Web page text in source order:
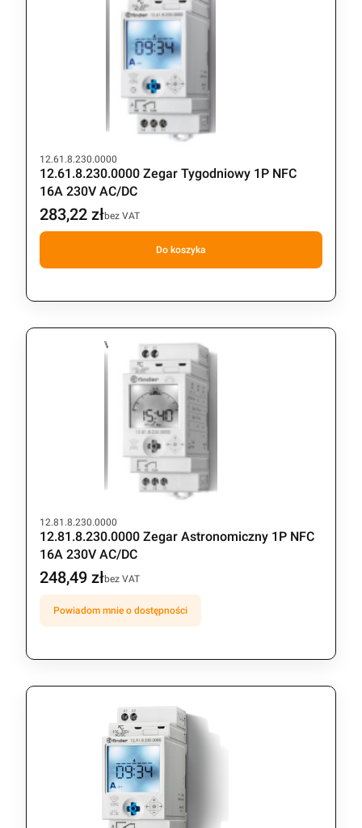
Kod produktu
12.61.8.230.0000
12.61.8.230.0000 Zegar Tygodniowy 1P NFC
16A 230V AC/DC
Cena
283,22 złbez VAT
Do koszyka
Kod produktu
12.81.8.230.0000
12.81.8.230.0000 Zegar Astronomiczny 1P NFC
16A 230V AC/DC
Cena
248,49 złbez VAT
Powiadom mnie o dostępności